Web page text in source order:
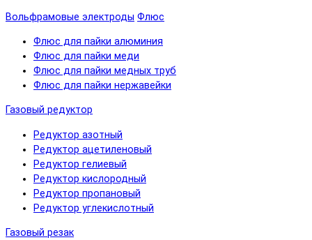
Вольфрамовые электроды Флюс
Флюс для пайки алюминия
Флюс для пайки меди
Флюс для пайки медных труб
Флюс для пайки нержавейки
Газовый редуктор
Редуктор азотный
Редуктор ацетиленовый
Редуктор гелиевый
Редуктор кислородный
Редуктор пропановый
Редуктор углекислотный
Газовый резак